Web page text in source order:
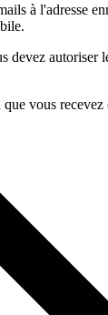
à l'adresse
devez autoriser
vous